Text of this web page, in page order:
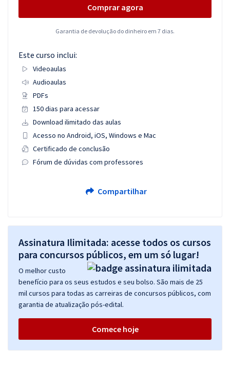
Comprar agora
Garantia de devolução do dinheiro em 7 dias.
Este curso inclui:
Videoaulas
Audioaulas
PDFs
150 dias para acessar
Download ilimitado das aulas
Acesso no Android, iOS, Windows e Mac
Certificado de conclusão
Fórum de dúvidas com professores
Compartilhar
Assinatura Ilimitada: acesse todos os cursos
para concursos públicos, em um só lugar!
O melhor custo
benefício para os seus estudos e seu bolso. São mais de 25
mil cursos para todas as carreiras de concursos públicos, com
garantia de atualização pós-edital.
Comece hoje